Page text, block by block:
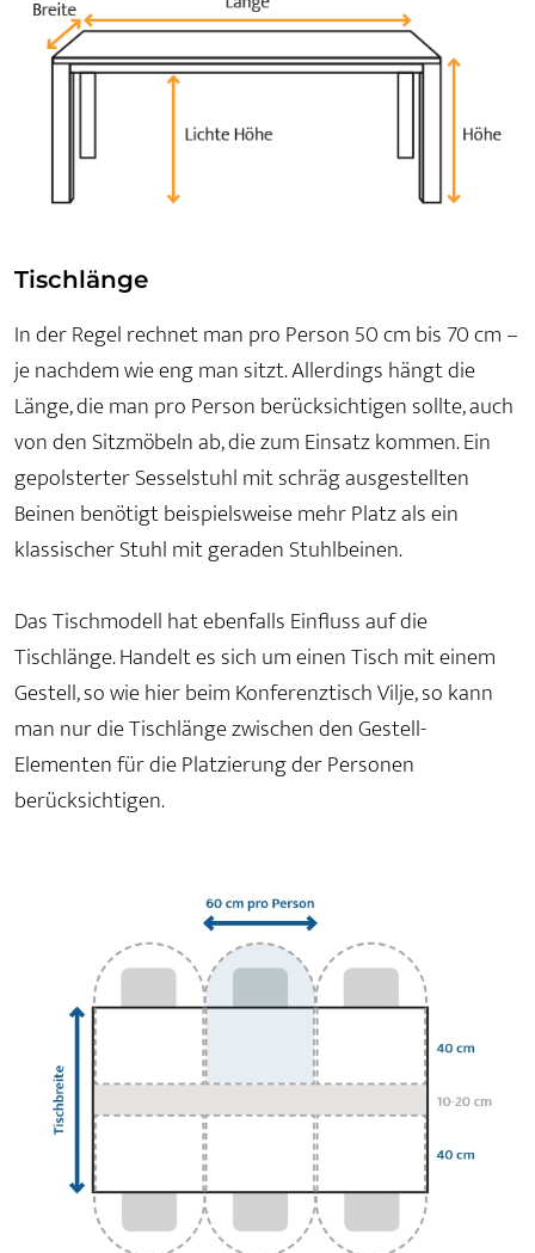
Tischlänge
In der Regel rechnet man pro Person 50 cm bis 70 cm –
je nachdem wie eng man sitzt. Allerdings hängt die
Länge, die man pro Person berücksichtigen sollte, auch
von den Sitzmöbeln ab, die zum Einsatz kommen. Ein
gepolsterter Sesselstuhl mit schräg ausgestellten
Beinen benötigt beispielsweise mehr Platz als ein
klassischer Stuhl mit geraden Stuhlbeinen.
Das Tischmodell hat ebenfalls Einfluss auf die
Tischlänge. Handelt es sich um einen Tisch mit einem
Gestell, so wie hier beim Konferenztisch Vilje, so kann
man nur die Tischlänge zwischen den Gestell-
Elementen für die Platzierung der Personen
berücksichtigen.